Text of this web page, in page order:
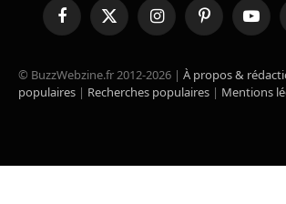
FacebookX
(Twitter)
InstagramPinterest
© BuzzWebzine.fr 2012-2026 | À propos &
populaires | Recherches populaires | Mentions